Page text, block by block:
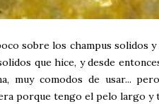
sobre los champus solidos
que hice, y desde
muy comodos de usar...
porque tengo el pelo largo